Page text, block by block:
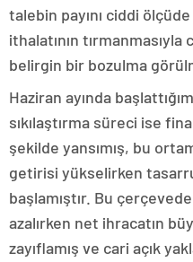
talebin payını ciddi
ithalatının
belirgin bir bozulma
Haziran ayında
sıkılaştırma süreci ise
şekilde yansımış, bu
getirisi yükselirken
başlamıştır. Bu
azalırken net ihracatın
zayıflamış ve cari açık